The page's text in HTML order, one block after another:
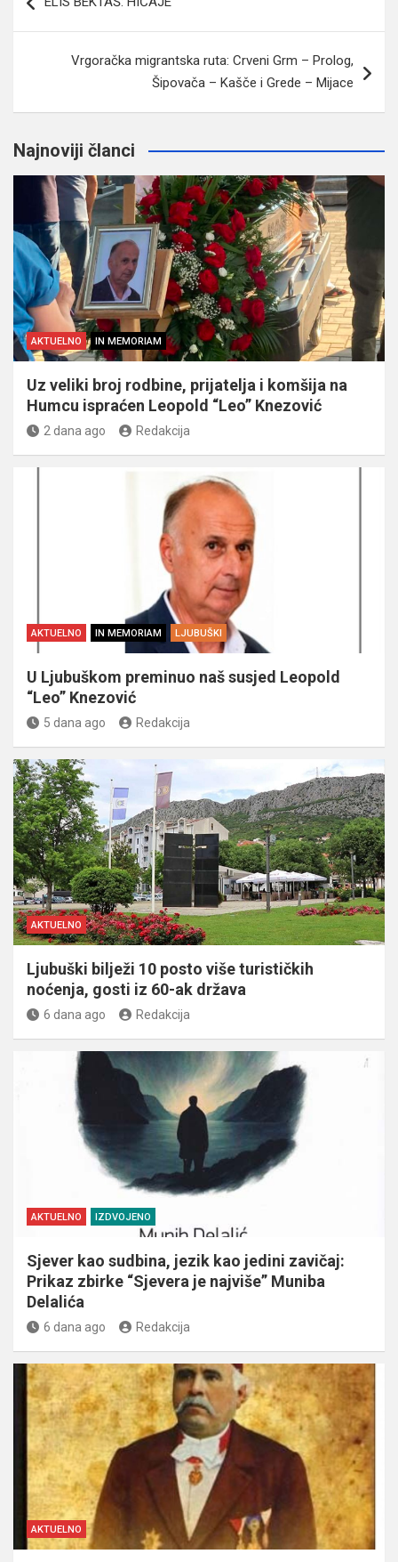
članaka
Vrgoračka migrantska ruta: Crveni Grm – Prolog,
Šipovača – Kašče i Grede – Mijace
Najnoviji članci
AKTUELNO IN MEMORIAM
Uz veliki broj rodbine, prijatelja i komšija na
Humcu ispraćen Leopold “Leo” Knezović
2 dana ago Redakcija
AKTUELNO IN MEMORIAM LJUBUŠKI
U Ljubuškom preminuo naš susjed Leopold
“Leo” Knezović
5 dana ago Redakcija
AKTUELNO
Ljubuški bilježi 10 posto više turističkih
noćenja, gosti iz 60-ak država
6 dana ago Redakcija
AKTUELNO IZDVOJENO
Sjever kao sudbina, jezik kao jedini zavičaj:
Prikaz zbirke “Sjevera je najviše” Muniba
Delalića
6 dana ago Redakcija
AKTUELNO